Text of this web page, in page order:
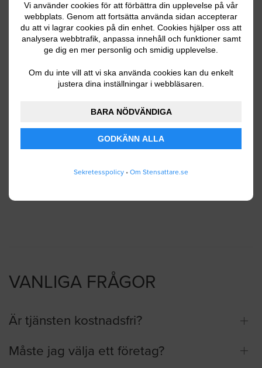
Vi använder cookies för att förbättra din upplevelse på vår
webbplats. Genom att fortsätta använda sidan accepterar
du att vi lagrar cookies på din enhet. Cookies hjälper oss att
analysera webbtrafik, anpassa innehåll och funktioner samt
ge dig en mer personlig och smidig upplevelse.
Om du inte vill att vi ska använda cookies kan du enkelt
justera dina inställningar i webbläsaren.
BARA NÖDVÄNDIGA
GODKÄNN ALLA
Sekretesspolicy • Om Stensattare.se
Ditt telefonnummer
använder mina personuppgifter enligt
SKICKA IN
VANLIGA FRÅGOR
Är tjänsten kostnadsfri?
Måste jag välja ett företag?